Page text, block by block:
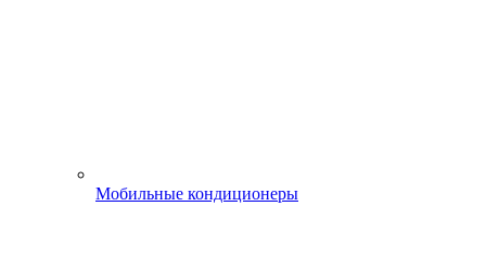
Мобильные кондиционеры